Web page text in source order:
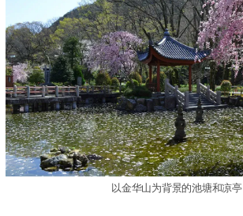
以金华山为背景的池塘和凉亭